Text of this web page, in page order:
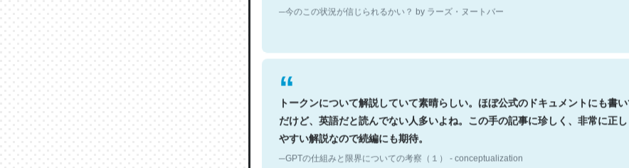
トークンについて解説していて素晴らしい。ほぼ公式のドキュメントにも書い
だけど、英語だと読んでない人多いよね。この手の記事に珍しく、非常に正
やすい解説なので続編にも期待。
─GPTの仕組みと限界についての考察（１） - conceptualization